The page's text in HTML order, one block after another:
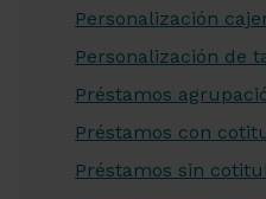
Personalización
Personalización de
Préstamos
Préstamos con
Préstamos sin